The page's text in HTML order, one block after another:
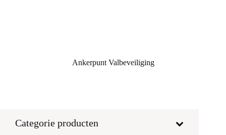
Ankerpunt Valbeveiliging
Categorie producten